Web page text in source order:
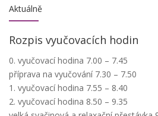
Aktuálně
Rozpis vyučovacích hodin
0. vyučovací hodina 7.00 – 7.45
příprava na vyučování 7.30 – 7.50
1. vyučovací hodina 7.55 – 8.40
2. vyučovací hodina 8.50 – 9.35